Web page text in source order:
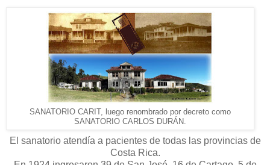
SANATORIO CARIT, luego renombrado por decreto como
SANATORIO CARLOS DURÁN.
El sanatorio atendía a pacientes de todas las provincias de
Costa Rica.